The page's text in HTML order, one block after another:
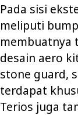
Pada sisi
meliputi
membuatnya
desain aero
stone guard,
terdapat
Terios juga